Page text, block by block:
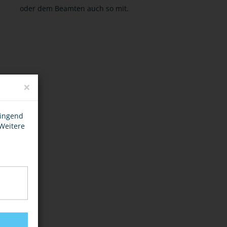
oder dem Beamten auch so mit.
×